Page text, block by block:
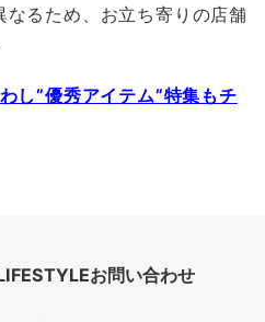
なるため、お立ち寄りの店舗
し”優秀アイテム”特集もチ
お問い合わせ